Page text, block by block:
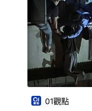
01觀點